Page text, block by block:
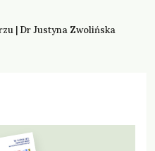
| Dr Justyna Zwolińska